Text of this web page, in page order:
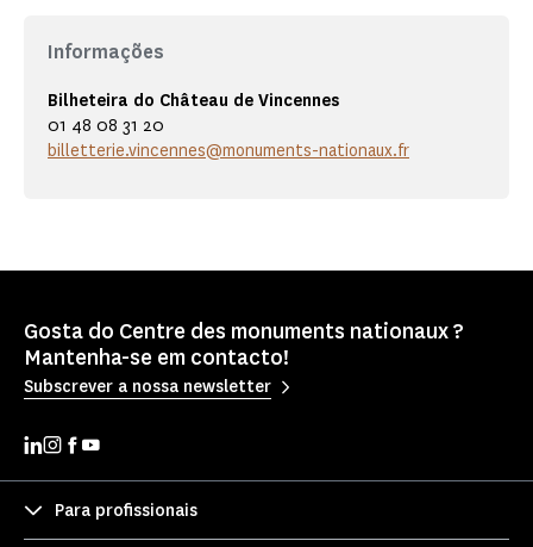
Informações
Bilheteira do Château de Vincennes
01 48 08 31 20
billetterie.vincennes@monuments-nationaux.fr
Gosta do Centre des monuments nationaux ?
Mantenha-se em contacto!
Subscrever a nossa newsletter
Para profissionais